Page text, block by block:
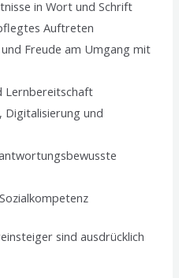
in Wort und Schrift
Auftreten
Freude am Umgang mit
Lernbereitschaft
Digitalisierung und
sind ausdrücklich